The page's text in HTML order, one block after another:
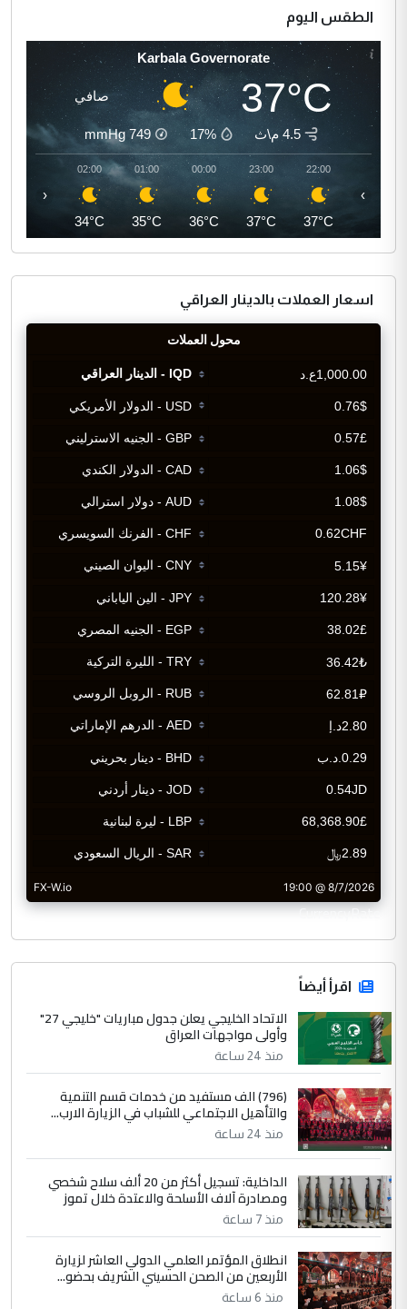
الطقس اليوم
Karbala Governorate
37°C صافي
4.5 م\ث 17%
749
mmHg
22:00
37°C
23:00
37°C
00:00
36°C
01:00
35°C
02:00
34°C
‹ ›
اسعار العملات بالدينار العراقي
CurrencyRate
اقرأ أيضاً
الاتحاد الخليجي يعلن جدول مباريات "خليجي 27"
وأولى مواجهات العراق
منذ 24 ساعة
(796) الف مستفيد من خدمات قسم التنمية
والتأهيل الاجتماعي للشباب في الزيارة الارب...
منذ 24 ساعة
الداخلية: تسجيل أكثر من 20 ألف سلاح شخصي
ومصادرة آلاف الأسلحة والاعتدة خلال تموز
منذ 7 ساعة
انطلاق المؤتمر العلمي الدولي العاشر لزيارة
الأربعين من الصحن الحسيني الشريف بحضو...
منذ 6 ساعة